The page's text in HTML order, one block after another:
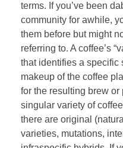
terms. If you’ve been
community for awhile,
them before but might
referring to. A coffee’s
that identifies a specific
makeup of the coffee
for the resulting brew or
singular variety of
there are original
varieties, mutations,